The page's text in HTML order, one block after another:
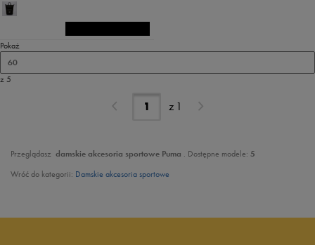
Pokaż
60
z 5
z 1
Przeglądasz damskie akcesoria sportowe Puma . Dostępne modele: 5
Wróć do kategorii: Damskie akcesoria sportowe